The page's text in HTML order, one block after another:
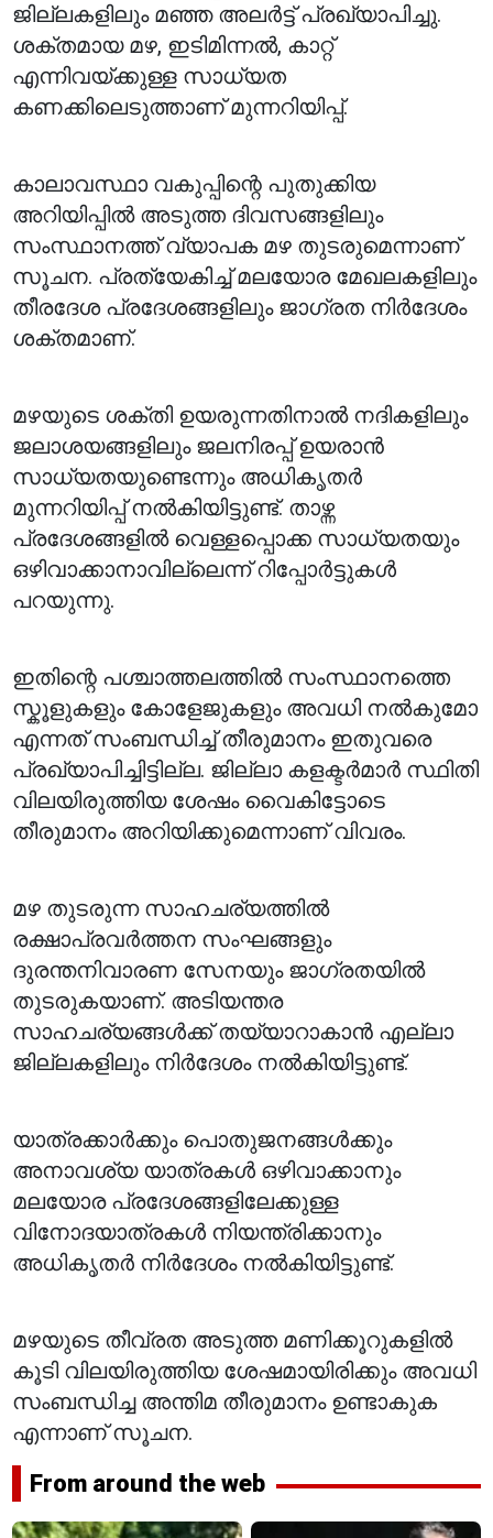
ജില്ലകളിലും മഞ്ഞ അലർട്ട് പ്രഖ്യാപിച്ചു.
ശക്തമായ മഴ, ഇടിമിന്നൽ, കാറ്റ്
എന്നിവയ്ക്കുള്ള സാധ്യത
കണക്കിലെടുത്താണ് മുന്നറിയിപ്പ്.
കാലാവസ്ഥാ വകുപ്പിന്റെ പുതുക്കിയ
അറിയിപ്പിൽ അടുത്ത ദിവസങ്ങളിലും
സംസ്ഥാനത്ത് വ്യാപക മഴ തുടരുമെന്നാണ്
സൂചന. പ്രത്യേകിച്ച് മലയോര മേഖലകളിലും
തീരദേശ പ്രദേശങ്ങളിലും ജാഗ്രത നിർദേശം
ശക്തമാണ്.
മഴയുടെ ശക്തി ഉയരുന്നതിനാൽ നദികളിലും
ജലാശയങ്ങളിലും ജലനിരപ്പ് ഉയരാൻ
സാധ്യതയുണ്ടെന്നും അധികൃതർ
മുന്നറിയിപ്പ് നൽകിയിട്ടുണ്ട്. താഴ്ന്ന
പ്രദേശങ്ങളിൽ വെള്ളപ്പൊക്ക സാധ്യതയും
ഒഴിവാക്കാനാവില്ലെന്ന് റിപ്പോർട്ടുകൾ
പറയുന്നു.
ഇതിന്റെ പശ്ചാത്തലത്തിൽ സംസ്ഥാനത്തെ
സ്കൂളുകളും കോളേജുകളും അവധി നൽകുമോ
എന്നത് സംബന്ധിച്ച് തീരുമാനം ഇതുവരെ
പ്രഖ്യാപിച്ചിട്ടില്ല. ജില്ലാ കളക്ടർമാർ സ്ഥിതി
വിലയിരുത്തിയ ശേഷം വൈകിട്ടോടെ
തീരുമാനം അറിയിക്കുമെന്നാണ് വിവരം.
മഴ തുടരുന്ന സാഹചര്യത്തിൽ
രക്ഷാപ്രവർത്തന സംഘങ്ങളും
ദുരന്തനിവാരണ സേനയും ജാഗ്രതയിൽ
തുടരുകയാണ്. അടിയന്തര
സാഹചര്യങ്ങൾക്ക് തയ്യാറാകാൻ എല്ലാ
ജില്ലകളിലും നിർദേശം നൽകിയിട്ടുണ്ട്.
യാത്രക്കാർക്കും പൊതുജനങ്ങൾക്കും
അനാവശ്യ യാത്രകൾ ഒഴിവാക്കാനും
മലയോര പ്രദേശങ്ങളിലേക്കുള്ള
വിനോദയാത്രകൾ നിയന്ത്രിക്കാനും
അധികൃതർ നിർദേശം നൽകിയിട്ടുണ്ട്.
മഴയുടെ തീവ്രത അടുത്ത മണിക്കൂറുകളിൽ
കൂടി വിലയിരുത്തിയ ശേഷമായിരിക്കും അവധി
സംബന്ധിച്ച അന്തിമ തീരുമാനം ഉണ്ടാകുക
എന്നാണ് സൂചന.
From around the web